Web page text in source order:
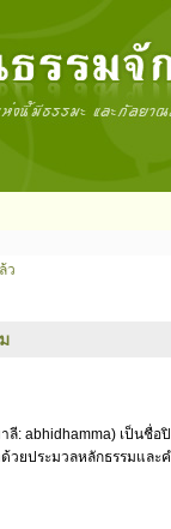
ว
ลี: abhidhamma) เป็น
ยประมวลหลักธรรมแล